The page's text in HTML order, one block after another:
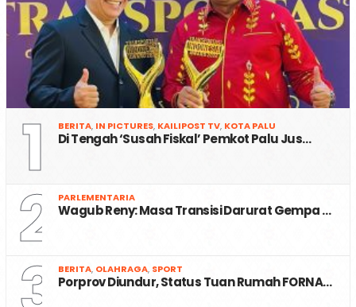
1 BERITA, IN PICTURES, KAILIPOST TV, KOTA PALU
Di Tengah ‘Susah Fiskal’ Pemkot Palu Jus…
2 PARLEMENTARIA
Wagub Reny: Masa Transisi Darurat Gempa …
BERITA, OLAHRAGA, SPORT
Porprov Diundur, Status Tuan Rumah FORNA…